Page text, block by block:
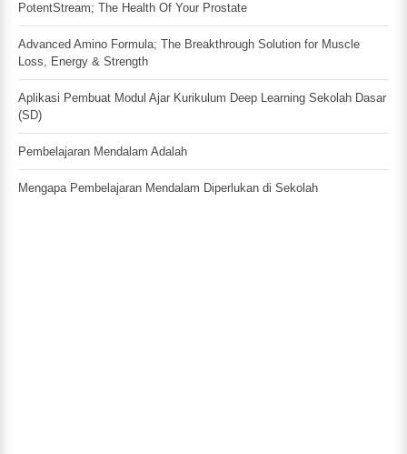
PotentStream; The Health Of Your Prostate
Advanced Amino Formula; The Breakthrough Solution for Muscle
Loss, Energy & Strength
Aplikasi Pembuat Modul Ajar Kurikulum Deep Learning Sekolah Dasar
(SD)
Pembelajaran Mendalam Adalah
Mengapa Pembelajaran Mendalam Diperlukan di Sekolah